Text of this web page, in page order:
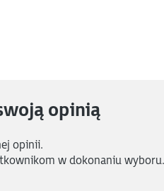
opinią
opinii.
w dokonaniu wyboru.